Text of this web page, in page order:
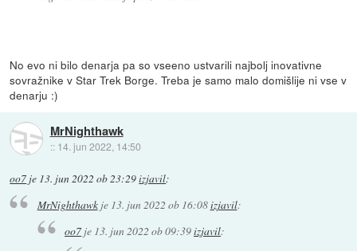
No evo ni bilo denarja pa so vseeno ustvarili najbolj inovativne
sovražnike v Star Trek Borge. Treba je samo malo domišlije ni vse v
denarju :)
MrNighthawk
:: 14. jun 2022, 14:50
oo7 je 13. jun 2022 ob 23:29izjavil:
MrNighthawkje 13. jun 2022 ob 16:08izjavil:
oo7je 13. jun 2022 ob 09:39izjavil: